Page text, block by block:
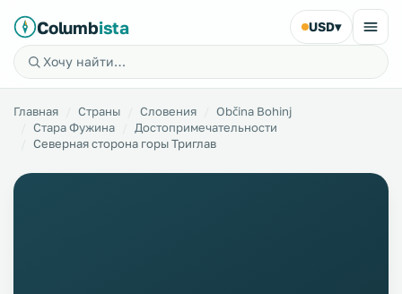
Columbista USD▾
Главная Страны Словения
Občina Bohinj
Стара Фужина
Достопримечательности
Северная сторона горы Триглав